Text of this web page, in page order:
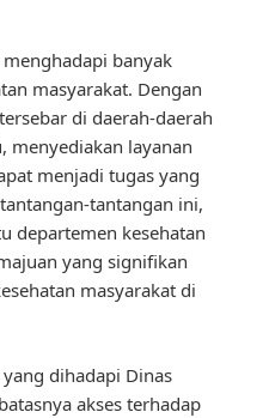
banyak
masyarakat. Dengan
di daerah-daerah
menyediakan layanan
menjadi tugas yang
tantangan ini,
departemen kesehatan
yang signifikan
masyarakat di
dihadapi Dinas
akses terhadap